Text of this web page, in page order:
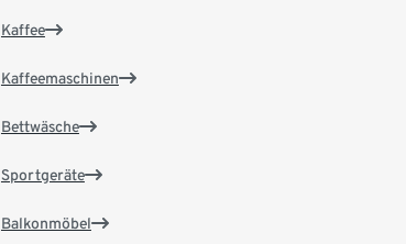
Kaffee
Kaffeemaschinen
Bettwäsche
Sportgeräte
Balkonmöbel